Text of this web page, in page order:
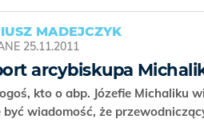
MADEJCZYK
25.11.2011
arcybiskupa
kto o abp. Józefie Michaliku
być wiadomość, że